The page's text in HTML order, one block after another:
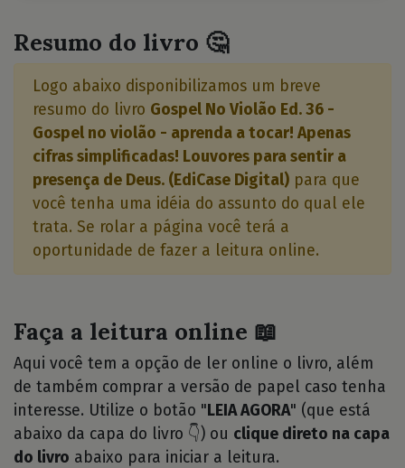
Resumo do livro 🤔
Logo abaixo disponibilizamos um breve
resumo do livro Gospel No Violão Ed. 36 -
Gospel no violão - aprenda a tocar! Apenas
cifras simplificadas! Louvores para sentir a
presença de Deus. (EdiCase Digital) para que
você tenha uma idéia do assunto do qual ele
trata. Se rolar a página você terá a
oportunidade de fazer a leitura online.
Faça a leitura online 📖
Aqui você tem a opção de ler online o livro, além
de também comprar a versão de papel caso tenha
interesse. Utilize o botão " LEIA AGORA" (que está
abaixo da capa do livro 👇) ou clique direto na capa
do livro abaixo para iniciar a leitura.